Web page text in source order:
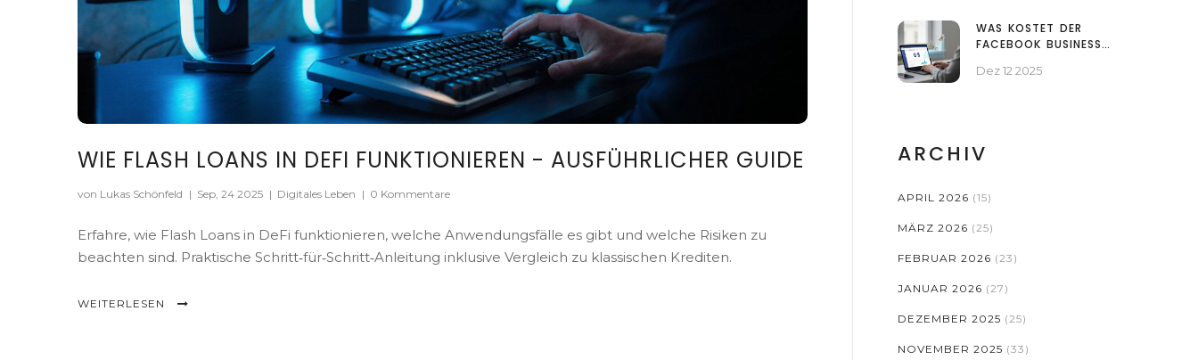
WIE FLASH LOANS IN DEFI FUNKTIONIEREN - AUSFÜHRLICHER GUIDE
von Lukas Schönfeld | Sep, 24 2025 | Digitales Leben | 0 Kommentare
Erfahre, wie Flash Loans in DeFi funktionieren, welche Anwendungsfälle es gibt und welche Risiken zu
beachten sind. Praktische Schritt‑für‑Schritt‑Anleitung inklusive Vergleich zu klassischen Krediten.
WEITERLESEN
WAS KOSTET DER
FACEBOOK BUSINESS
GEBÜHREN UND
Dez 12 2025
ARCHIV
APRIL 2026 (15)
MÄRZ 2026 (25)
FEBRUAR 2026 (23)
JANUAR 2026 (27)
DEZEMBER 2025 (25)
NOVEMBER 2025 (33)